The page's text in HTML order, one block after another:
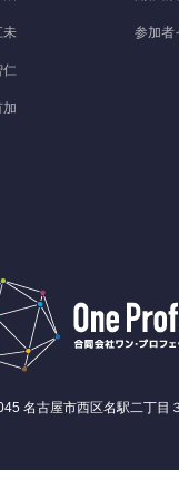
未
仁
加
参加者
名古屋市西区名駅二丁